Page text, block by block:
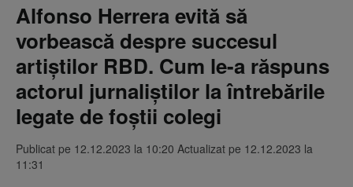
Alfonso Herrera evită să
vorbească despre succesul
artiștilor RBD. Cum le-a răspuns
actorul jurnaliștilor la întrebările
legate de foștii colegi
Publicat pe 12.12.2023 la 10:20 Actualizat pe 12.12.2023 la
11:31